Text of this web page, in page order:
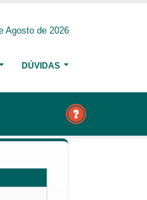
Agosto de 2026
DÚVIDAS